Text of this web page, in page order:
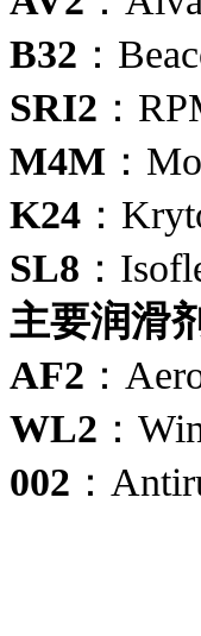
B32 ：
SRI2 ：
M4M ：
K24 ：
SL8 ：
主要润滑
AF2 ：
WL2 ：
002 ：